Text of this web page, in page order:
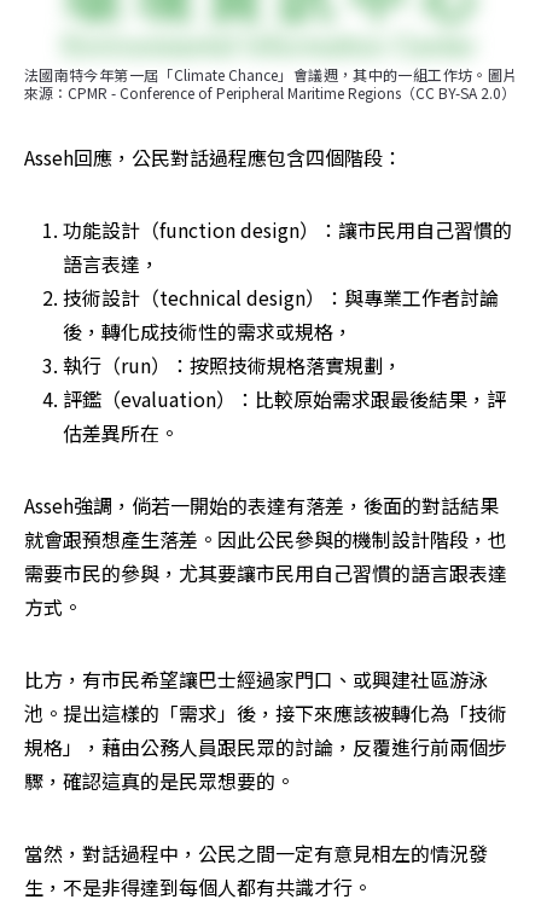
法國南特今年第一屆「Climate Chance」會議週，其中的一組工作坊。圖片
來源：CPMR - Conference of Peripheral Maritime Regions（CC BY-SA 2.0）
Asseh回應，公民對話過程應包含四個階段：
功能設計（function design）：讓市民用自己習慣的
語言表達，
技術設計（technical design）：與專業工作者討論
後，轉化成技術性的需求或規格，
執行（run）：按照技術規格落實規劃，
評鑑（evaluation）：比較原始需求跟最後結果，評
估差異所在。
Asseh強調，倘若一開始的表達有落差，後面的對話結果
就會跟預想產生落差。因此公民參與的機制設計階段，也
需要市民的參與，尤其要讓市民用自己習慣的語言跟表達
方式。
比方，有市民希望讓巴士經過家門口、或興建社區游泳
池。提出這樣的「需求」後，接下來應該被轉化為「技術
規格」，藉由公務人員跟民眾的討論，反覆進行前兩個步
驟，確認這真的是民眾想要的。
當然，對話過程中，公民之間一定有意見相左的情況發
生，不是非得達到每個人都有共識才行。